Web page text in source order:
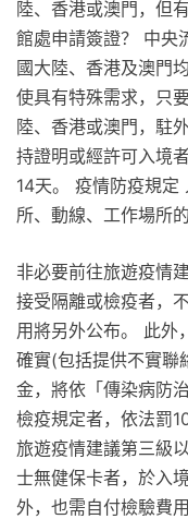
陸、香港或澳門，但
館處申請簽證？ 中央
國大陸、香港及澳門
使具有特殊需求，只
陸、香港或澳門，駐
持證明或經許可入境
14天。 疫情防疫規定
所、動線、工作場所
非必要前往旅遊疫情
接受隔離或檢疫者，
用將另外公布。 此外
確實(包括提供不實聯
金，將依「傳染病防
檢疫規定者，依法罰
旅遊疫情建議第三級
士無健保卡者，於入
外，也需自付檢驗費